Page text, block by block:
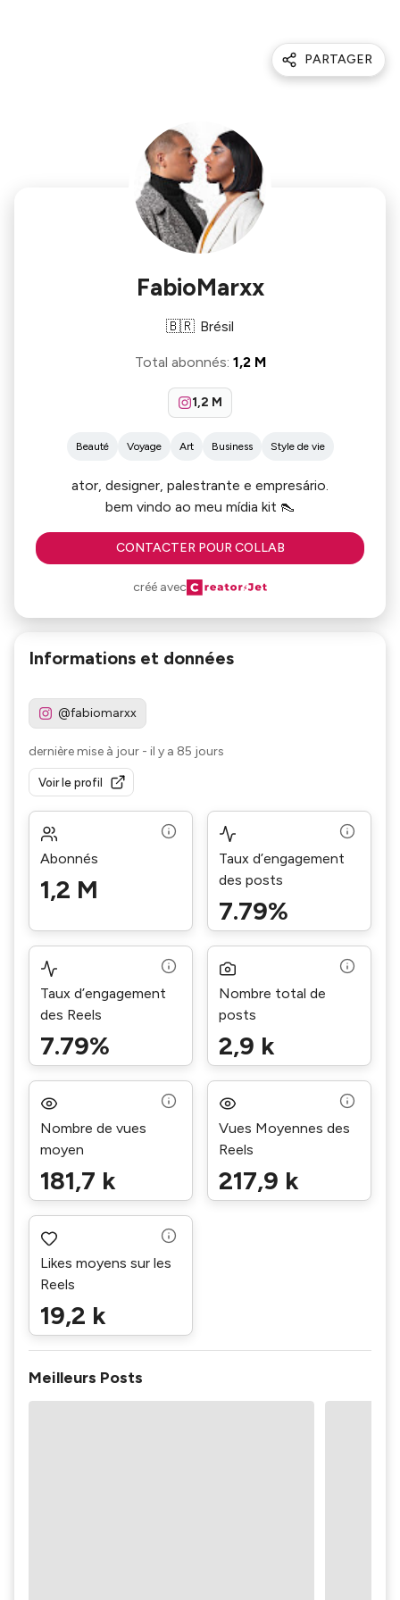
PARTAGER
FabioMarxx
🇧🇷 Brésil
Total abonnés: 1,2 M
1,2 M
Beauté Voyage Art Business Style de vie
ator, designer, palestrante e empresário.
bem vindo ao meu mídia kit 👠
CONTACTER POUR COLLAB
créé avec
Informations et données
@fabiomarxx
dernière mise à jour - il y a 85 jours
Voir le profil
Abonnés
1,2 M
Taux d’engagement
des posts
7.79%
Taux d’engagement
des Reels
7.79%
Nombre total de
posts
2,9 k
Nombre de vues
moyen
181,7 k
Vues Moyennes des
Reels
217,9 k
Likes moyens sur les
Reels
19,2 k
Meilleurs Posts